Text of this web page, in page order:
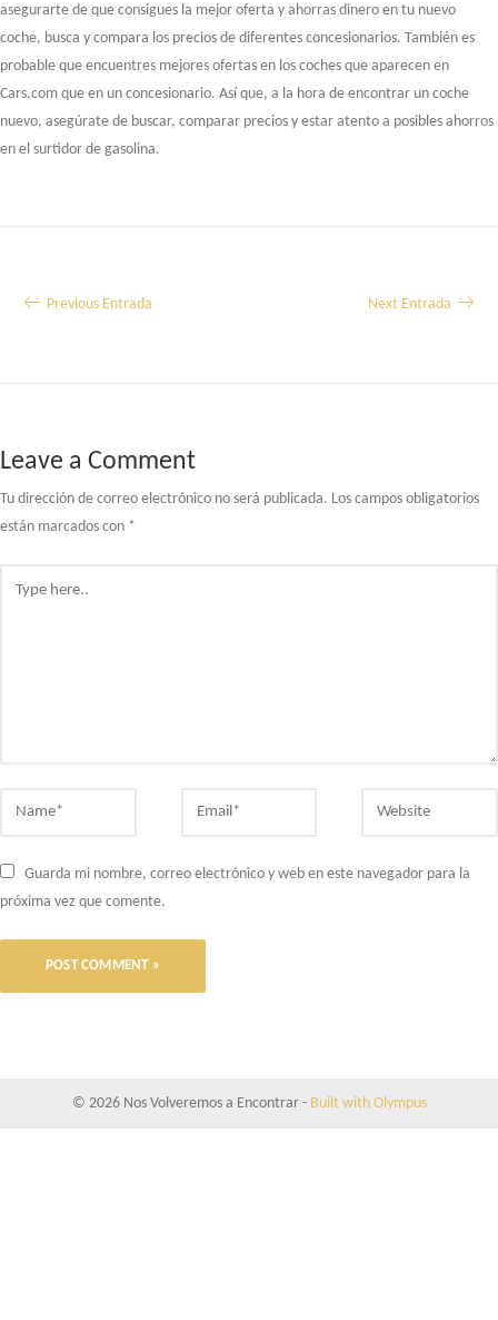
asegurarte de que consigues la mejor oferta y ahorras dinero en tu nuevo
coche, busca y compara los precios de diferentes concesionarios. También es
probable que encuentres mejores ofertas en los coches que aparecen en
Cars.com que en un concesionario. Así que, a la hora de encontrar un coche
nuevo, asegúrate de buscar, comparar precios y estar atento a posibles ahorros
en el surtidor de gasolina.
NavegaciónPrevious Entrada Next Entrada
Leave a Comment
Tu dirección de correo electrónico no será publicada. Los campos obligatorios
están marcados con *
Guarda mi nombre, correo electrónico y web en este navegador para la
próxima vez que comente.
© 2026 Nos Volveremos a Encontrar - Built with Olympus